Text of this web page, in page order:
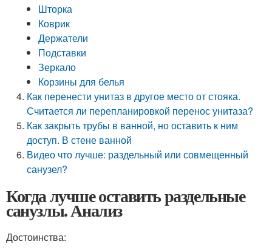
Шторка
Коврик
Держатели
Подставки
Зеркало
Корзины для белья
Как перенести унитаз в другое место от стояка.
Считается ли перепланировкой перенос унитаза?
Как закрыть трубы в ванной, но оставить к ним
доступ. В стене ванной
Видео что лучше: раздельный или совмещенный
санузел?
Когда лучше оставить раздельные
санузлы. Анализ
Достоинства: